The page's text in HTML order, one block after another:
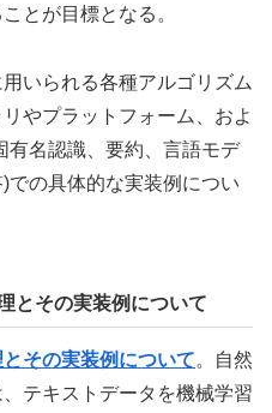
とが目標となる。
いられる各種アルゴリズム
やプラットフォーム、およ
有名認識、要約、言語モデ
での具体的な実装例につい
とその実装例について
その実装例について。自然
テキストデータを機械学習